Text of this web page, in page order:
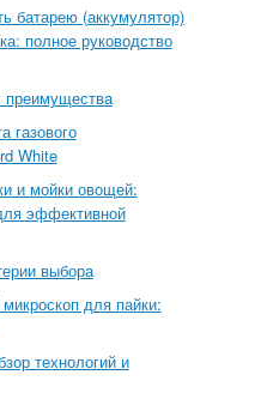
батарею (аккумулятор)
полное руководство
преимущества
газового
White
и мойки овощей:
эффективной
выбора
для пайки:
технологий и